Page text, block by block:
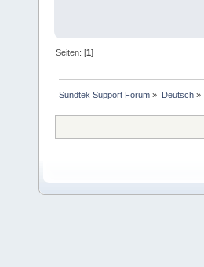
Seiten: [1]
Sundtek Support Forum » Deutsch»